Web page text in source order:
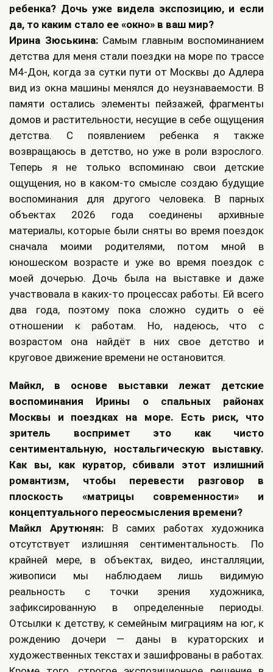
ребенка? Дочь уже видела экспозицию, и если
да, то каким стало ее «окно» в ваш мир?
Ирина Зюськина: Самым главным воспоминанием
детства для меня стали поездки на море по трассе
М4-Дон, когда за сутки пути от Москвы до Адлера
вид из окна машины менялся до неузнаваемости. В
памяти остались элементы пейзажей, фрагменты
домов и растительности, несущие в себе ощущения
детства. С появлением ребенка я также
возвращаюсь в детство, но уже в роли взрослого.
Теперь я не только вспоминаю свои детские
ощущения, но в каком-то смысле создаю будущие
воспоминания для другого человека. В парных
объектах 2026 года соединены архивные
материалы, которые были сняты во время поездок
сначала моими родителями, потом мной в
юношеском возрасте и уже во время поездок с
моей дочерью. Дочь была на выставке и даже
участвовала в каких-то процессах работы. Ей всего
два года, поэтому пока сложно судить о её
отношении к работам. Но, надеюсь, что с
возрастом она найдёт в них свое детство и
круговое движение времени не остановится.
Майкл, в основе выставки лежат детские
воспоминания Ирины о спальных районах
Москвы и поездках на море. Есть риск, что
зритель воспримет это как чисто
сентиментальную, ностальгическую выставку.
Как вы, как куратор, сбивали этот излишний
романтизм, чтобы перевести разговор в
плоскость «матрицы современности» и
концептуального переосмысления времени?
Майкл Арутюнян: В самих работах художника
отсутствует излишняя сентиментальность. По
крайней мере, в объектах, видео, инсталляции,
живописи мы наблюдаем лишь видимую
реальность с точки зрения художника,
зафиксированную в определенные периоды.
Отсылки к детству, к семейным миграциям на юг, к
рождению дочери — даны в кураторских и
художественных текстах и зашифрованы в работах.